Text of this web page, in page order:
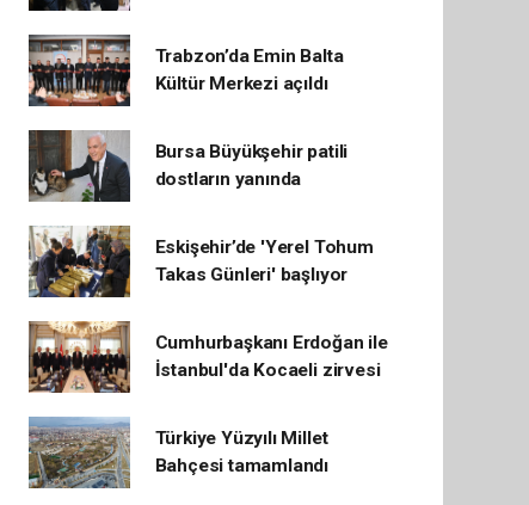
Trabzon’da Emin Balta
Kültür Merkezi açıldı
Bursa Büyükşehir patili
dostların yanında
Eskişehir’de 'Yerel Tohum
Takas Günleri' başlıyor
Cumhurbaşkanı Erdoğan ile
İstanbul'da Kocaeli zirvesi
Türkiye Yüzyılı Millet
Bahçesi tamamlandı